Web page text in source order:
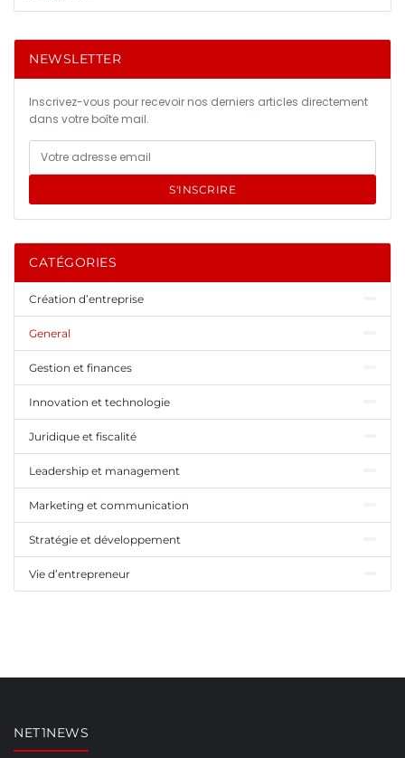
NEWSLETTER
Inscrivez-vous pour recevoir nos derniers articles directement
dans votre boîte mail.
S'INSCRIRE
CATÉGORIES
Création d’entreprise
General
Gestion et finances
Innovation et technologie
Juridique et fiscalité
Leadership et management
Marketing et communication
Stratégie et développement
Vie d’entrepreneur
NET1NEWS